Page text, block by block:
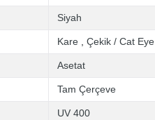
Siyah
Kare Çekik / Cat Eye
Asetat
Tam Çerçeve
UV 400